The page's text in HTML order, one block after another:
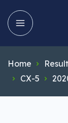
Home
CX-5